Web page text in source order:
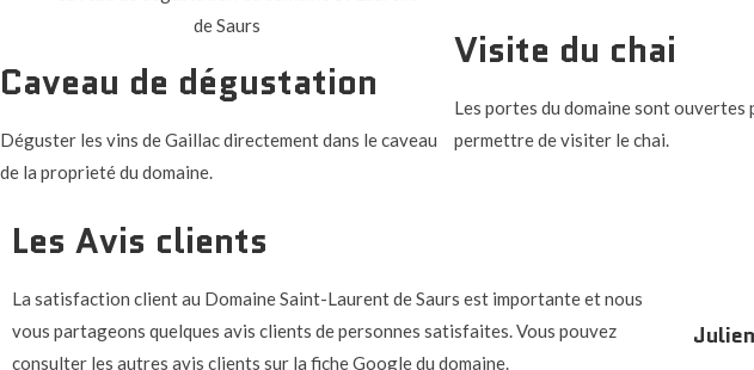
Caveau de dégustation
Déguster les vins de Gaillac directement dans le caveau
de la proprieté du domaine.
Visite du chai
Les portes du domaine sont ouvertes
permettre de visiter le chai.
Les Avis clients
La satisfaction client au Domaine Saint-Laurent de Saurs est importante et nous
vous partageons quelques avis clients de personnes satisfaites. Vous pouvez
consulter les autres avis clients sur la fiche Google du domaine.